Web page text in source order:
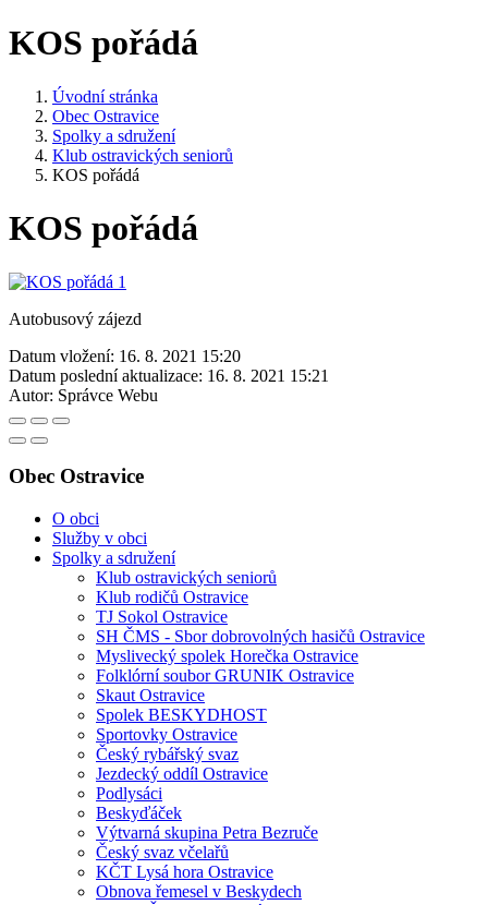
KOS pořádá
Úvodní stránka
Obec Ostravice
Spolky a sdružení
Klub ostravických seniorů
KOS pořádá
KOS pořádá
Autobusový zájezd
Datum vložení: 16. 8. 2021 15:20
Datum poslední aktualizace: 16. 8. 2021 15:21
Autor: Správce Webu
Obec Ostravice
O obci
Služby v obci
Spolky a sdružení
Klub ostravických seniorů
Klub rodičů Ostravice
TJ Sokol Ostravice
SH ČMS - Sbor dobrovolných hasičů Ostravice
Myslivecký spolek Horečka Ostravice
Folklórní soubor GRUNIK Ostravice
Skaut Ostravice
Spolek BESKYDHOST
Sportovky Ostravice
Český rybářský svaz
Jezdecký oddíl Ostravice
Podlysáci
Beskyďáček
Výtvarná skupina Petra Bezruče
Český svaz včelařů
KČT Lysá hora Ostravice
Obnova řemesel v Beskydech